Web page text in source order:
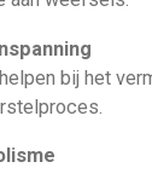
bij het